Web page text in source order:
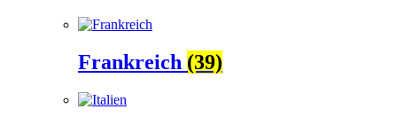
Frankreich (39)